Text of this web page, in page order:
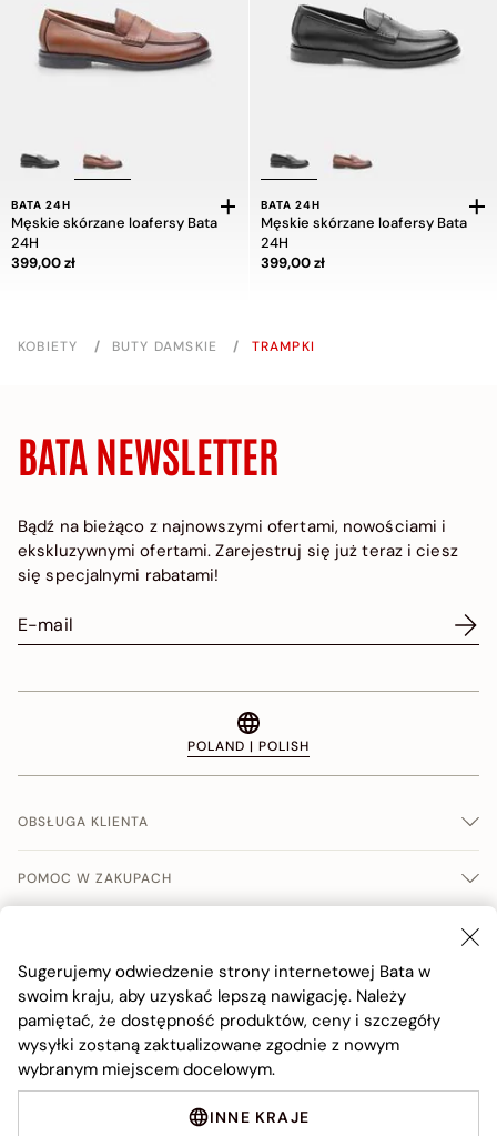
BATA 24H
Męskie skórzane loafersy Bata
24H
Cena 399,00 zł
399,00 zł
BATA 24H
Męskie skórzane loafersy Bata
24H
Cena 399,00 zł
399,00 zł
KOBIETY / BUTY DAMSKIE / TRAMPKI
Sugerujemy odwiedzenie strony internetowej Bata w
swoim kraju, aby uzyskać lepszą nawigację. Należy
pamiętać, że dostępność produktów, ceny i szczegóły
wysyłki zostaną zaktualizowane zgodnie z nowym
wybranym miejscem docelowym.
INNE KRAJE
BATA NEWSLETTER
Bądź na bieżąco z najnowszymi ofertami, nowościami i
ekskluzywnymi ofertami. Zarejestruj się już teraz i ciesz
się specjalnymi rabatami!
POLAND | POLISH
OBSŁUGA KLIENTA
POMOC W ZAKUPACH
FIRMA